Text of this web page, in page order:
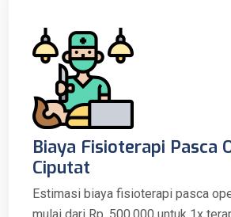
Biaya Fisioterapi Pasca
Ciputat
Estimasi biaya fisioterapi pasca